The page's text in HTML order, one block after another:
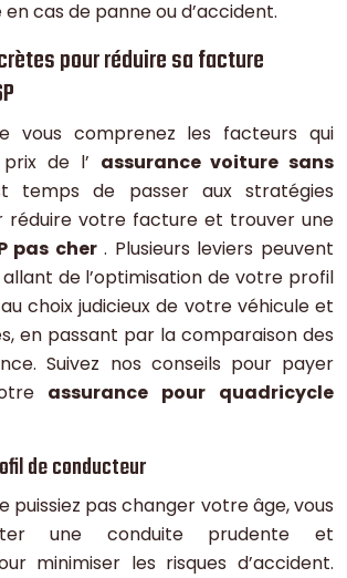
cas de panne ou d’accident.
pour réduire sa facture
vous comprenez les facteurs qui
de l’ assurance voiture sans
temps de passer aux stratégies
réduire votre facture et trouver une
pas cher . Plusieurs leviers peuvent
de l’optimisation de votre profil
choix judicieux de votre véhicule et
en passant par la comparaison des
Suivez nos conseils pour payer
assurance pour quadricycle
de conducteur
puissiez pas changer votre âge, vous
une conduite prudente et
minimiser les risques d’accident.